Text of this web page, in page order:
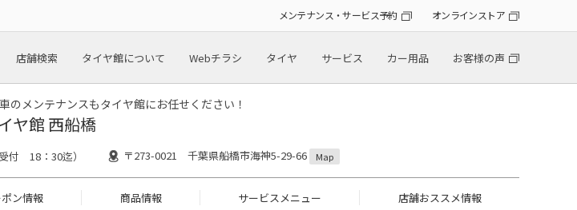
メンテナンス・サービス予約 オンラインストア
店舗検索 タイヤ館について Webチラシ タイヤ サービス カー用品 お客様の声
のメンテナンスもタイヤ館にお任せください！
ヤ館 西船橋
付 18：30迄） 〒273-0021 千葉県船橋市海神5-29-66 Map
ン情報 商品情報 サービスメニュー 店舗おススメ情報